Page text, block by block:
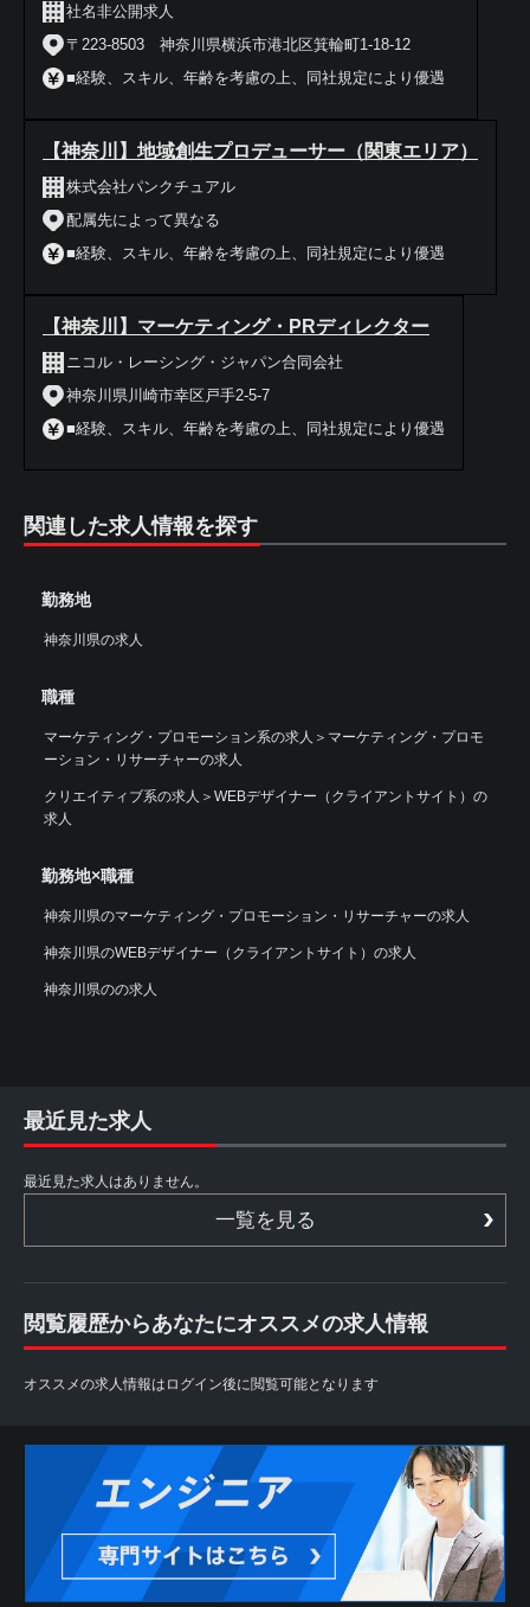
社名非公開求人
〒223-8503 神奈川県横浜市港北区箕輪町1-18-12
■経験、スキル、年齢を考慮の上、同社規定により優遇
【神奈川】地域創生プロデューサー（関東エリア）
株式会社パンクチュアル
配属先によって異なる
■経験、スキル、年齢を考慮の上、同社規定により優遇
【神奈川】マーケティング・PRディレクター
ニコル・レーシング・ジャパン合同会社
神奈川県川崎市幸区戸手2-5-7
■経験、スキル、年齢を考慮の上、同社規定により優遇
関連した求人情報を探す
勤務地
神奈川県の求人
職種
マーケティング・プロモーション系の求人 ＞ マーケティング・プロモ
ーション・リサーチャーの求人
クリエイティブ系の求人 ＞ WEBデザイナー（クライアントサイト）の
求人
勤務地×職種
神奈川県のマーケティング・プロモーション・リサーチャーの求人
神奈川県のWEBデザイナー（クライアントサイト）の求人
神奈川県のの求人
最近見た求人
最近見た求人はありません。
一覧を見る
閲覧履歴からあなたにオススメの求人情報
オススメの求人情報はログイン後に閲覧可能となります